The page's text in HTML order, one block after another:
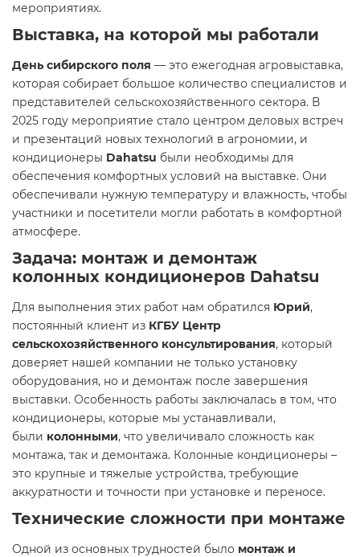
мероприятиях.
Выставка, на которой мы работали
День сибирского поля — это ежегодная агровыставка,
которая собирает большое количество специалистов и
представителей сельскохозяйственного сектора. В
2025 году мероприятие стало центром деловых встреч
и презентаций новых технологий в агрономии, и
кондиционеры Dahatsu были необходимы для
обеспечения комфортных условий на выставке. Они
обеспечивали нужную температуру и влажность, чтобы
участники и посетители могли работать в комфортной
атмосфере.
Задача: монтаж и демонтаж
колонных кондиционеров Dahatsu
Для выполнения этих работ нам обратился Юрий,
постоянный клиент из КГБУ Центр
сельскохозяйственного консультирования, который
доверяет нашей компании не только установку
оборудования, но и демонтаж после завершения
выставки. Особенность работы заключалась в том, что
кондиционеры, которые мы устанавливали,
были колонными, что увеличивало сложность как
монтажа, так и демонтажа. Колонные кондиционеры –
это крупные и тяжелые устройства, требующие
аккуратности и точности при установке и переносе.
Технические сложности при монтаже
Одной из основных трудностей было монтаж и